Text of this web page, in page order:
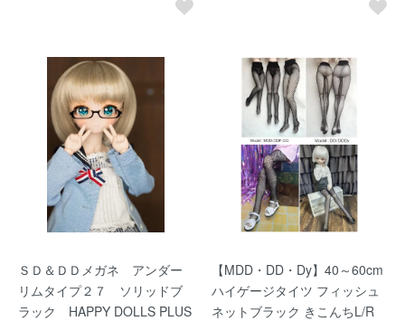
ＳＤ＆ＤＤメガネ アンダー
リムタイプ２７ ソリッドブ
ラック HAPPY DOLLS PLUS
【MDD・DD・Dy】40～60cm
ハイゲージタイツ フィッシュ
ネットブラック きこんちL/R